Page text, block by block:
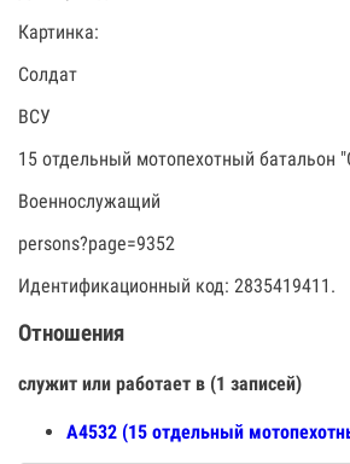
Картинка:
Солдат
ВСУ
15 отдельный мотопехотный батальон
Военнослужащий
persons?page=9352
Идентификационный код: 2835419411.
Отношения
служит или работает в (1 записей)
А4532 (15 отдельный